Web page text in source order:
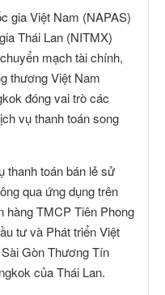
gia Việt Nam (NAPAS)
Thái Lan (NITMX)
mạch tài chính,
thương Việt Nam
đóng vai trò các
vụ thanh toán song
thanh toán bán lẻ sử
qua ứng dụng trên
hàng TMCP Tiên Phong
tư và Phát triển Việt
Gòn Thương Tín
của Thái Lan.